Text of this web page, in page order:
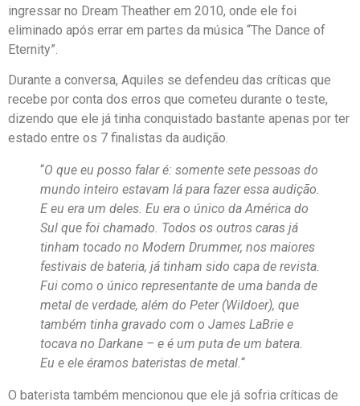
ingressar no Dream Theather em 2010, onde ele foi
eliminado após errar em partes da música “The Dance of
Eternity”.
Durante a conversa, Aquiles se defendeu das críticas que
recebe por conta dos erros que cometeu durante o teste,
dizendo que ele já tinha conquistado bastante apenas por ter
estado entre os 7 finalistas da audição.
“O que eu posso falar é: somente sete pessoas do
mundo inteiro estavam lá para fazer essa audição.
E eu era um deles. Eu era o único da América do
Sul que foi chamado. Todos os outros caras já
tinham tocado no Modern Drummer, nos maiores
festivais de bateria, já tinham sido capa de revista.
Fui como o único representante de uma banda de
metal de verdade, além do Peter (Wildoer), que
também tinha gravado com o James LaBrie e
tocava no Darkane – e é um puta de um batera.
Eu e ele éramos bateristas de metal.“
O baterista também mencionou que ele já sofria críticas de